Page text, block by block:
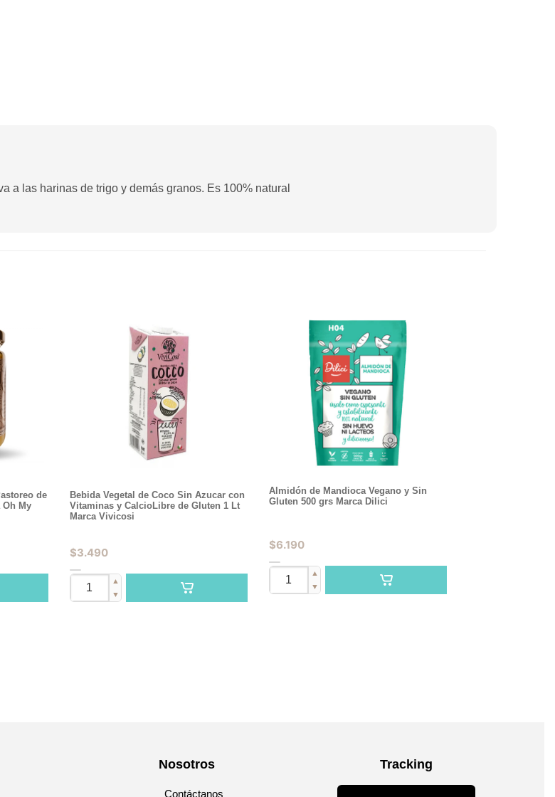
a las harinas de trigo y demás granos. Es 100% natural
de
Oh My
Bebida Vegetal de Coco Sin Azucar con
Vitaminas y CalcioLibre de Gluten 1 Lt
Marca Vivicosi
$3.490
▲
▼
Almidón de Mandioca Vegano y Sin
Gluten 500 grs Marca Dilici
$6.190
▲
▼
Nosotros
Contáctanos
Tracking